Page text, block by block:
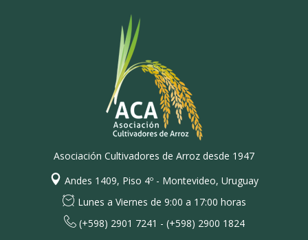
Asociación Cultivadores de Arroz desde 1947
Andes 1409, Piso 4º - Montevideo, Uruguay
Lunes a Viernes de 9:00 a 17:00 horas
(+598) 2901 7241 - (+598) 2900 1824